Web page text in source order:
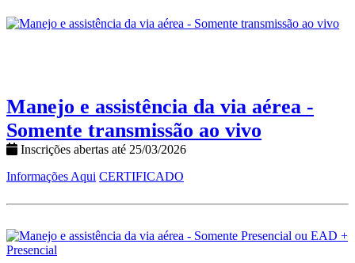
Manejo e assistência da via aérea -
Somente transmissão ao vivo
Inscrições abertas até 25/03/2026
Informações Aqui CERTIFICADO